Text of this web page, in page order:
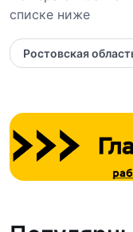
списке ниже
Ростовская